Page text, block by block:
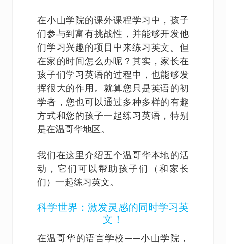
在小山学院的课外课程学习中，孩子
们参与到富有挑战性，并能够开发他
们学习兴趣的项目中来练习英文。但
在家的时间怎么办呢？其实，家长在
孩子们学习英语的过程中，也能够发
挥很大的作用。就算您只是英语的初
学者，您也可以通过多种多样的有趣
方式和您的孩子一起练习英语，特别
是在温哥华地区。
我们在这里介绍五个温哥华本地的活
动，它们可以帮助孩子们（和家长
们）一起练习英文。
科学世界：激发灵感的同时学习英
文！
在温哥华的语言学校——小山学院，